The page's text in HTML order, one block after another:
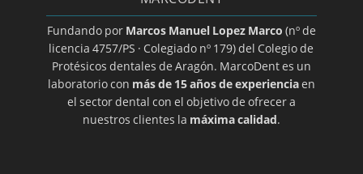
Herpes oral
Higiene dental
Ortodoncia transparente
Implantes
Fundando por Marcos Manuel Lopez Marco (nº de
licencia 4757/PS · Colegiado nº 179) del Colegio de
Protésicos dentales de Aragón. MarcoDent es un
laboratorio con más de 15 años de experienciaen
el sector dental con el objetivo de ofrecer a
nuestros clientes la máxima calidad.